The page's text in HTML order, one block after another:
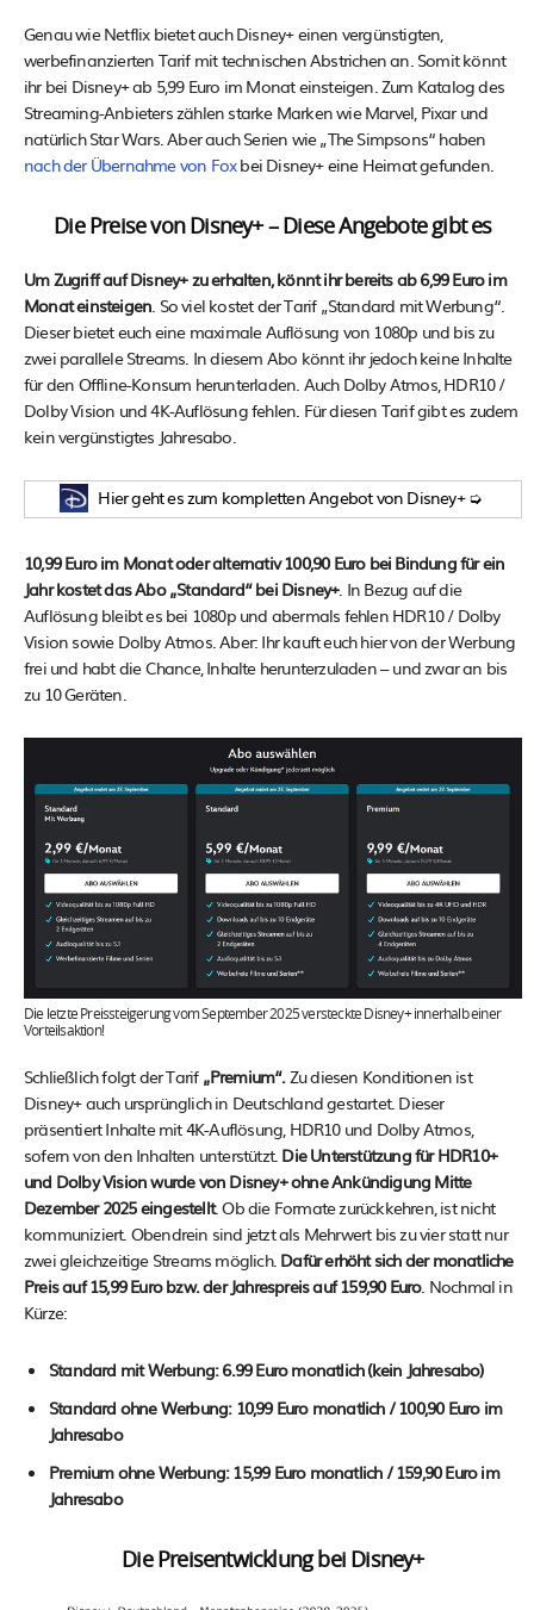
Genau wie Netflix bietet auch Disney+ einen vergünstigten,
werbefinanzierten Tarif mit technischen Abstrichen an. Somit könnt
ihr bei Disney+ ab 5,99 Euro im Monat einsteigen. Zum Katalog des
Streaming-Anbieters zählen starke Marken wie Marvel, Pixar und
natürlich Star Wars. Aber auch Serien wie „The Simpsons“ haben
nach der Übernahme von Foxbei Disney+ eine Heimat gefunden.
Die Preise von Disney+ – Diese Angebote gibt es
Um Zugriff auf Disney+ zu erhalten, könnt ihr bereits ab 6,99 Euro im
Monat einsteigen. So viel kostet der Tarif „Standard mit Werbung“.
Dieser bietet euch eine maximale Auflösung von 1080p und bis zu
zwei parallele Streams. In diesem Abo könnt ihr jedoch keine Inhalte
für den Offline-Konsum herunterladen. Auch Dolby Atmos, HDR10 /
Dolby Vision und 4K-Auflösung fehlen. Für diesen Tarif gibt es zudem
kein vergünstigtes Jahresabo.
Hier geht es zum kompletten Angebot von Disney+ ➭
10,99 Euro im Monat oder alternativ 100,90 Euro bei Bindung für ein
Jahr kostet das Abo „Standard“ bei Disney+. In Bezug auf die
Auflösung bleibt es bei 1080p und abermals fehlen HDR10 / Dolby
Vision sowie Dolby Atmos. Aber: Ihr kauft euch hier von der Werbung
frei und habt die Chance, Inhalte herunterzuladen – und zwar an bis
zu 10 Geräten.
Die letzte Preissteigerung vom September 2025 versteckte Disney+ innerhalb einer
Vorteilsaktion!
Schließlich folgt der Tarif „Premium“.Zu diesen Konditionen ist
Disney+ auch ursprünglich in Deutschland gestartet. Dieser
präsentiert Inhalte mit 4K-Auflösung, HDR10 und Dolby Atmos,
sofern von den Inhalten unterstützt. Die Unterstützung für HDR10+
und Dolby Vision wurde von Disney+ ohne Ankündigung Mitte
Dezember 2025 eingestellt. Ob die Formate zurückkehren, ist nicht
kommuniziert. Obendrein sind jetzt als Mehrwert bis zu vier statt nur
zwei gleichzeitige Streams möglich. Dafür erhöht sich der monatliche
Preis auf 15,99 Euro bzw. der Jahrespreis auf 159,90 Euro. Nochmal in
Kürze:
Standard mit Werbung: 6.99 Euro monatlich (kein Jahresabo)
Standard ohne Werbung: 10,99 Euro monatlich / 100,90 Euro im
Jahresabo
Premium ohne Werbung: 15,99 Euro monatlich / 159,90 Euro im
Jahresabo
Die Preisentwicklung bei Disney+